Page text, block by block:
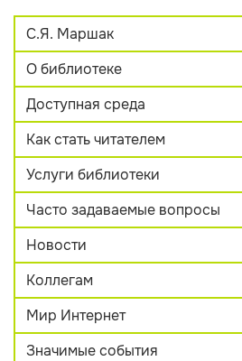
С.Я. Маршак
О библиотеке
Доступная среда
Как стать читателем
Услуги библиотеки
Часто задаваемые вопросы
Новости
Коллегам
Мир Интернет
Значимые события